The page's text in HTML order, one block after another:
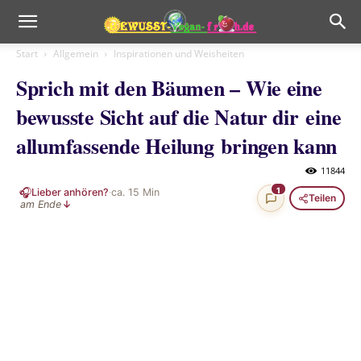
Start Allgemein Inspirationen und Weisheiten
Sprich mit den Bäumen – Wie eine
bewusste Sicht auf die Natur dir eine
allumfassende Heilung bringen kann
11844
🎧Lieber anhören?·ca. 15 Min
am Ende ↓
1
Teilen